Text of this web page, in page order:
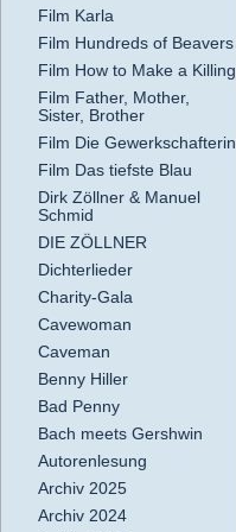
Film Karla
Film Hundreds of Beavers
Film How to Make a Killing
Film Father, Mother,
Sister, Brother
Film Die Gewerkschafterin
Film Das tiefste Blau
Dirk Zöllner & Manuel
Schmid
DIE ZÖLLNER
Dichterlieder
Charity-Gala
Cavewoman
Caveman
Benny Hiller
Bad Penny
Bach meets Gershwin
Autorenlesung
Archiv 2025
Archiv 2024